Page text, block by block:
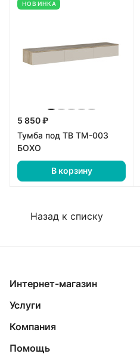
НОВИНКА
5 850 ₽
Тумба под ТВ ТМ-003
БОХО
В корзину
Назад к списку
Интернет-магазин
Услуги
Компания
Помощь